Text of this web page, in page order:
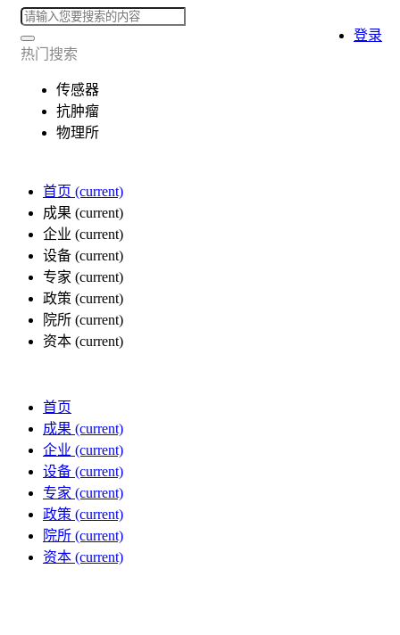
热门搜索
传感器
抗肿瘤
物理所
首页 (current)
成果 (current)
企业 (current)
设备 (current)
专家 (current)
政策 (current)
院所 (current)
资本 (current)
登录
首页
成果 (current)
企业 (current)
设备 (current)
专家 (current)
政策 (current)
院所 (current)
资本 (current)